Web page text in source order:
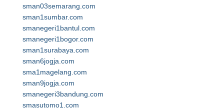
sman03semarang.com
sman1sumbar.com
smanegeri1bantul.com
smanegeri1bogor.com
sman1surabaya.com
sman6jogja.com
sma1magelang.com
sman9jogja.com
smanegeri3bandung.com
smasutomo1.com